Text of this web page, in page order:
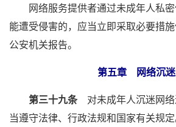
网络服务提供者通过未成年人私
能遭受侵害的，应当立即采取必要措
公安机关报告。
第五章 网络沉
第三十九条对未成年人沉迷网络
当遵守法律、行政法规和国家有关规定